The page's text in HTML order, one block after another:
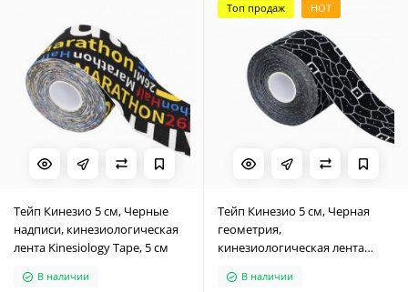
Тейп Кинезио 5 см, Черные
надписи, кинезиологическая
лента Kinesiology Tape, 5 см
В наличии
Топ продаж HOT
Тейп Кинезио 5 см, Черная
геометрия,
кинезиологическая лента
В наличии